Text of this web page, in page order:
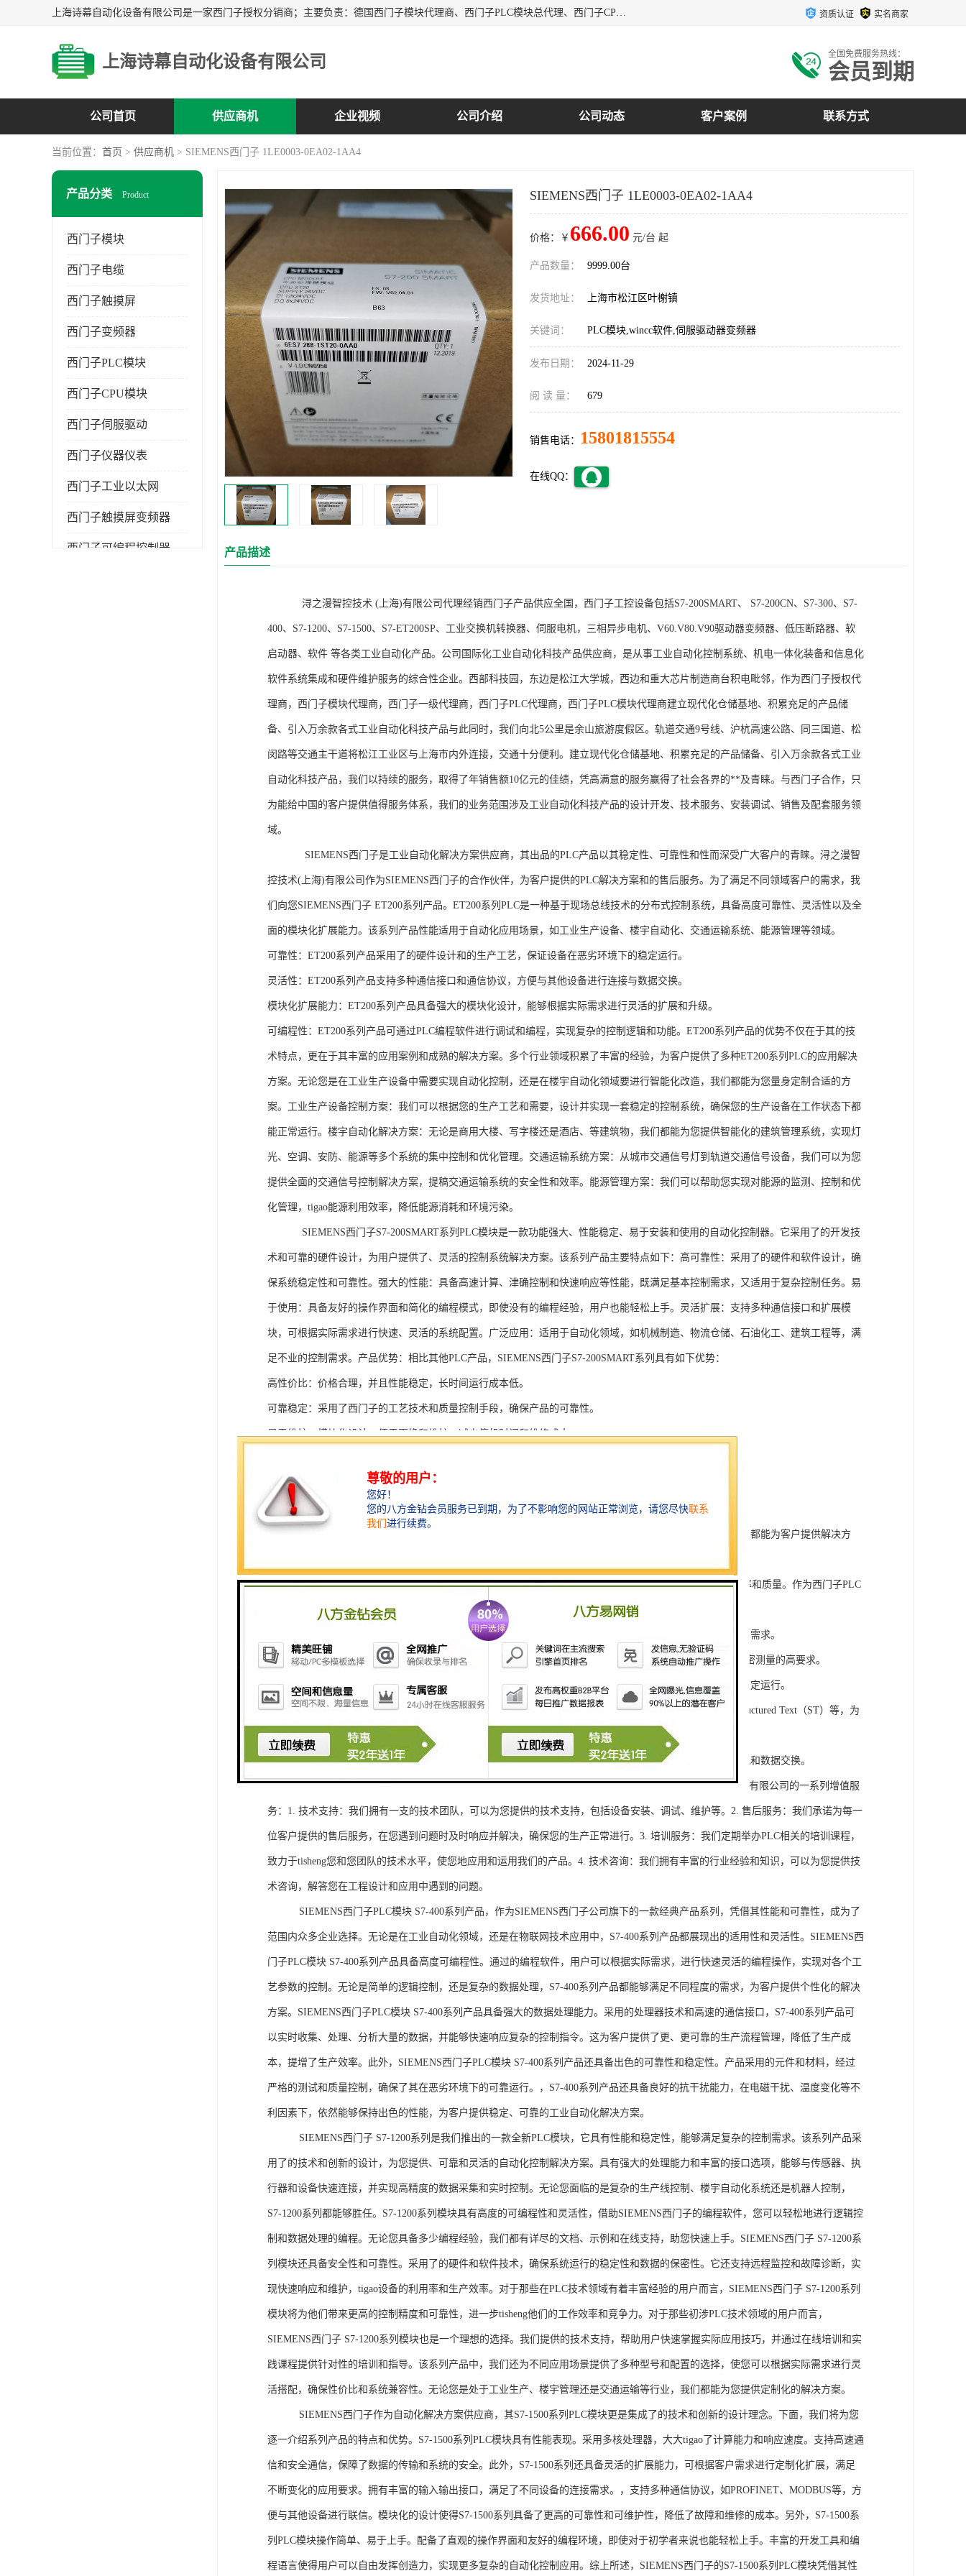
上海诗幕自动化设备有限公司是一家西门子授权分销商；主要负责：德国西门子模块代理商、西门子PLC模块总代理、西门子CPU模块代理商、西门子电缆代理、西门子触摸屏变频器总代理等专销售西门子各系列产品；实体公司，诚信经营，价格优势，品质保证，库存量大，供应！ 资质认证 实名商家
上海诗幕自动化设备有限公司 全国免费服务热线：
会员到期
公司首页 供应商机 企业视频 公司介绍 公司动态 客户案例 联系方式
当前位置： 首页 > 供应商机 > SIEMENS西门子 1LE0003-0EA02-1AA4
产品分类 Product
西门子模块
西门子电缆
西门子触摸屏
西门子变频器
西门子PLC模块
西门子CPU模块
西门子伺服驱动
西门子仪器仪表
西门子工业以太网
西门子触摸屏变频器
西门子可编程控制器
SIEMENS西门子 1LE0003-0EA02-1AA4
价格：￥ 666.00 元/台 起
产品数量： 9999.00台
发货地址： 上海市松江区叶榭镇
关键词： PLC模块,wincc软件,伺服驱动器变频器
发布日期： 2024-11-29
阅 读 量： 679
销售电话： 15801815554
在线QQ：
产品描述
浔之漫智控技术 (上海)有限公司代理经销西门子产品供应全国，西门子工控设备包括S7-200SMART、 S7-200CN、S7-300、S7-
400、S7-1200、S7-1500、S7-ET200SP、工业交换机转换器、伺服电机，三相异步电机、V60.V80.V90驱动器变频器、低压断路器、软
启动器、软件 等各类工业自动化产品。公司国际化工业自动化科技产品供应商，是从事工业自动化控制系统、机电一体化装备和信息化
软件系统集成和硬件维护服务的综合性企业。西部科技园，东边是松江大学城，西边和重大芯片制造商台积电毗邻，作为西门子授权代
理商，西门子模块代理商，西门子一级代理商，西门子PLC代理商，西门子PLC模块代理商建立现代化仓储基地、积累充足的产品储
备、引入万余款各式工业自动化科技产品与此同时，我们向北5公里是余山旅游度假区。轨道交通9号线、沪杭高速公路、同三国道、松
闵路等交通主干道将松江工业区与上海市内外连接，交通十分便利。建立现代化仓储基地、积累充足的产品储备、引入万余款各式工业
自动化科技产品，我们以持续的服务，取得了年销售额10亿元的佳绩，凭高满意的服务赢得了社会各界的**及青睐。与西门子合作，只
为能给中国的客户提供值得服务体系，我们的业务范围涉及工业自动化科技产品的设计开发、技术服务、安装调试、销售及配套服务领
域。
SIEMENS西门子是工业自动化解决方案供应商，其出品的PLC产品以其稳定性、可靠性和性而深受广大客户的青睐。浔之漫智
控技术(上海)有限公司作为SIEMENS西门子的合作伙伴，为客户提供的PLC解决方案和的售后服务。为了满足不同领域客户的需求，我
们向您SIEMENS西门子 ET200系列产品。ET200系列PLC是一种基于现场总线技术的分布式控制系统，具备高度可靠性、灵活性以及全
面的模块化扩展能力。该系列产品性能适用于自动化应用场景，如工业生产设备、楼宇自动化、交通运输系统、能源管理等领域。
可靠性：ET200系列产品采用了的硬件设计和的生产工艺，保证设备在恶劣环境下的稳定运行。
灵活性：ET200系列产品支持多种通信接口和通信协议，方便与其他设备进行连接与数据交换。
模块化扩展能力：ET200系列产品具备强大的模块化设计，能够根据实际需求进行灵活的扩展和升级。
可编程性：ET200系列产品可通过PLC编程软件进行调试和编程，实现复杂的控制逻辑和功能。ET200系列产品的优势不仅在于其的技
术特点，更在于其丰富的应用案例和成熟的解决方案。多个行业领域积累了丰富的经验，为客户提供了多种ET200系列PLC的应用解决
方案。无论您是在工业生产设备中需要实现自动化控制，还是在楼宇自动化领域要进行智能化改造，我们都能为您量身定制合适的方
案。工业生产设备控制方案：我们可以根据您的生产工艺和需要，设计并实现一套稳定的控制系统，确保您的生产设备在工作状态下都
能正常运行。楼宇自动化解决方案：无论是商用大楼、写字楼还是酒店、等建筑物，我们都能为您提供智能化的建筑管理系统，实现灯
光、空调、安防、能源等多个系统的集中控制和优化管理。交通运输系统方案：从城市交通信号灯到轨道交通信号设备，我们可以为您
提供全面的交通信号控制解决方案，提稿交通运输系统的安全性和效率。能源管理方案：我们可以帮助您实现对能源的监测、控制和优
化管理，tigao能源利用效率，降低能源消耗和环境污染。
SIEMENS西门子S7-200SMART系列PLC模块是一款功能强大、性能稳定、易于安装和使用的自动化控制器。它采用了的开发技
术和可靠的硬件设计，为用户提供了、灵活的控制系统解决方案。该系列产品主要特点如下：高可靠性：采用了的硬件和软件设计，确
保系统稳定性和可靠性。强大的性能：具备高速计算、津确控制和快速响应等性能，既满足基本控制需求，又适用于复杂控制任务。易
于使用：具备友好的操作界面和简化的编程模式，即使没有的编程经验，用户也能轻松上手。灵活扩展：支持多种通信接口和扩展模
块，可根据实际需求进行快速、灵活的系统配置。广泛应用：适用于自动化领域，如机械制造、物流仓储、石油化工、建筑工程等，满
足不业的控制需求。产品优势：相比其他PLC产品，SIEMENS西门子S7-200SMART系列具有如下优势：
高性价比：价格合理，并且性能稳定，长时间运行成本低。
可靠稳定：采用了西门子的工艺技术和质量控制手段，确保产品的可靠性。
易于维护：模块化设计，便于更换和维护，减少停机时间和维修成本。
灵活配置：多种通信接口和编程模式可选，满足不同用户的个性化要求。
快速部署：配备了完善的软件工具和技术支持，可快速部署系统，缩短项目周期。
在智能科技、自动化科技和机电领域内有着到的见解。无论是提供技术咨询，还是进行技术开发和转让，我们都能为客户提供解决方
SIEMENS西门子PLC模块S7-300系列产品是一系列高可靠性、高性能的工控设备，旨在tisheng生产效率和质量。作为西门子PLC
系列中的重要组成部分，S7-300系列产品具有以下突出特点：
1. 灵活性和可扩展性：S7-300系列产品设计特，可根据客户需求灵活配置输入输出模块，满足不同规模工程的需求。
2. 高速、高精度的模拟量输入输出：S7-300系列产品支持多达8个模拟量输入输出通道，可满足对于控制和精密测量的高要求。
3. 高可靠性和稳定性：S7-300系列产品采用的硬件和软件技术，具有高度可靠性和稳定性，保证系统的长期稳定运行。
4. 灵活可编程：S7-300系列产品采用TIA Portal开发环境，支持多种编程语言，如Ladder Diagram（LD）、Structured Text（ST）等，为
工程师提供了更多编程选择。
5. 可靠的通讯接口：S7-300系列产品配备丰富的通讯接口，可与其他工控设备无缝集成，实现设备之间的通讯和数据交换。
购买SIEMENS西门子PLC模块S7-300系列产品，不仅获得了可靠的工控设备，还将获得浔之漫智控技术(上海)有限公司的一系列增值服
务：1. 技术支持：我们拥有一支的技术团队，可以为您提供的技术支持，包括设备安装、调试、维护等。2. 售后服务：我们承诺为每一
位客户提供的售后服务，在您遇到问题时及时响应并解决，确保您的生产正常进行。3. 培训服务：我们定期举办PLC相关的培训课程，
致力于tisheng您和您团队的技术水平，使您地应用和运用我们的产品。4. 技术咨询：我们拥有丰富的行业经验和知识，可以为您提供技
术咨询，解答您在工程设计和应用中遇到的问题。
SIEMENS西门子PLC模块 S7-400系列产品，作为SIEMENS西门子公司旗下的一款经典产品系列，凭借其性能和可靠性，成为了
范围内众多企业选择。无论是在工业自动化领域，还是在物联网技术应用中，S7-400系列产品都展现出的适用性和灵活性。SIEMENS西
门子PLC模块 S7-400系列产品具备高度可编程性。通过的编程软件，用户可以根据实际需求，进行快速灵活的编程操作，实现对各个工
艺参数的控制。无论是简单的逻辑控制，还是复杂的数据处理，S7-400系列产品都能够满足不同程度的需求，为客户提供个性化的解决
方案。SIEMENS西门子PLC模块 S7-400系列产品具备强大的数据处理能力。采用的处理器技术和高速的通信接口，S7-400系列产品可
以实时收集、处理、分析大量的数据，并能够快速响应复杂的控制指令。这为客户提供了更、更可靠的生产流程管理，降低了生产成
本，提增了生产效率。此外，SIEMENS西门子PLC模块 S7-400系列产品还具备出色的可靠性和稳定性。产品采用的元件和材料，经过
严格的测试和质量控制，确保了其在恶劣环境下的可靠运行。，S7-400系列产品还具备良好的抗干扰能力，在电磁干扰、温度变化等不
利因素下，依然能够保持出色的性能，为客户提供稳定、可靠的工业自动化解决方案。
SIEMENS西门子 S7-1200系列是我们推出的一款全新PLC模块，它具有性能和稳定性，能够满足复杂的控制需求。该系列产品采
用了的技术和创新的设计，为您提供、可靠和灵活的自动化控制解决方案。具有强大的处理能力和丰富的接口选项，能够与传感器、执
行器和设备快速连接，并实现高精度的数据采集和实时控制。无论您面临的是复杂的生产线控制、楼宇自动化系统还是机器人控制，
S7-1200系列都能够胜任。S7-1200系列模块具有高度的可编程性和灵活性，借助SIEMENS西门子的编程软件，您可以轻松地进行逻辑控
制和数据处理的编程。无论您具备多少编程经验，我们都有详尽的文档、示例和在线支持，助您快速上手。SIEMENS西门子 S7-1200系
列模块还具备安全性和可靠性。采用了的硬件和软件技术，确保系统运行的稳定性和数据的保密性。它还支持远程监控和故障诊断，实
现快速响应和维护，tigao设备的利用率和生产效率。对于那些在PLC技术领域有着丰富经验的用户而言，SIEMENS西门子 S7-1200系列
模块将为他们带来更高的控制精度和可靠性，进一步tisheng他们的工作效率和竞争力。对于那些初涉PLC技术领域的用户而言，
SIEMENS西门子 S7-1200系列模块也是一个理想的选择。我们提供的技术支持，帮助用户快速掌握实际应用技巧，并通过在线培训和实
践课程提供针对性的培训和指导。该系列产品中，我们还为不同应用场景提供了多种型号和配置的选择，使您可以根据实际需求进行灵
活搭配，确保性价比和系统兼容性。无论您是处于工业生产、楼宇管理还是交通运输等行业，我们都能为您提供定制化的解决方案。
SIEMENS西门子作为自动化解决方案供应商，其S7-1500系列PLC模块更是集成了的技术和创新的设计理念。下面，我们将为您
逐一介绍系列产品的特点和优势。S7-1500系列PLC模块具有性能表现。采用多核处理器，大大tigao了计算能力和响应速度。支持高速通
信和安全通信，保障了数据的传输和系统的安全。此外，S7-1500系列还具备灵活的扩展能力，可根据客户需求进行定制化扩展，满足
不断变化的应用要求。拥有丰富的输入输出接口，满足了不同设备的连接需求。，支持多种通信协议，如PROFINET、MODBUS等，方
便与其他设备进行联信。模块化的设计使得S7-1500系列具备了更高的可靠性和可维护性，降低了故障和维修的成本。另外，S7-1500系
列PLC模块操作简单、易于上手。配备了直观的操作界面和友好的编程环境，即使对于初学者来说也能轻松上手。丰富的开发工具和编
程语言使得用户可以自由发挥创造力，实现更多复杂的自动化控制应用。综上所述，SIEMENS西门子的S7-1500系列PLC模块凭借其性